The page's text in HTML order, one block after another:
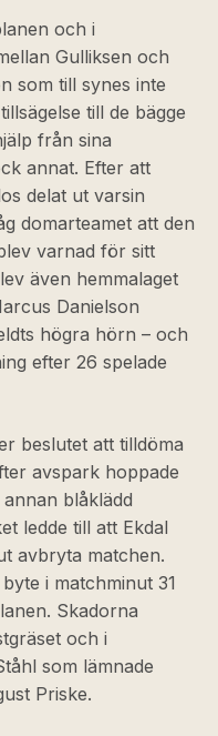
och i
Gulliksen och
som till synes inte
till de bägge
från sina
annat. Efter att
delat ut varsin
domarteamet att den
varnad för sitt
även hemmalaget
Danielson
högra hörn – och
efter 26 spelade
beslutet att tilldöma
avspark hoppade
blåklädd
ledde till att Ekdal
avbryta matchen.
i matchminut 31
Skadorna
och i
som lämnade
Priske.